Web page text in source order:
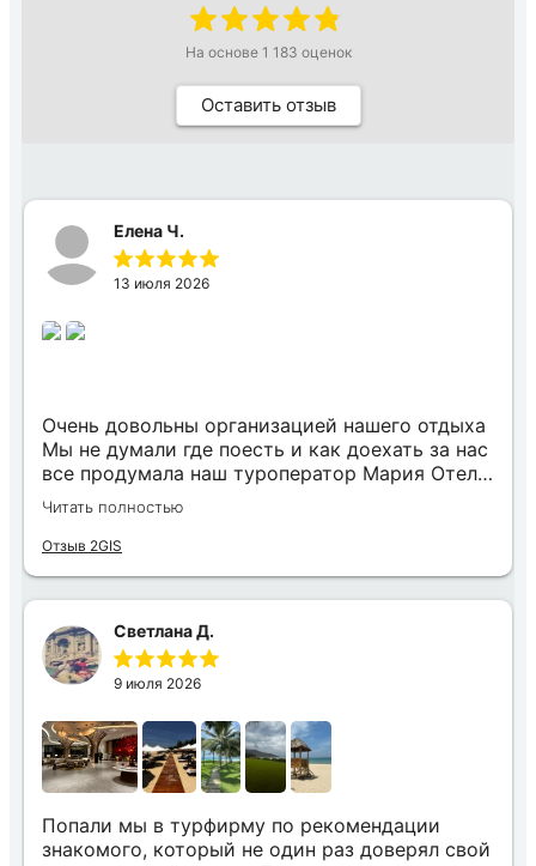
На основе 1 183 оценок
Оставить отзыв
Елена Ч.
13 июля 2026
Очень довольны организацией нашего отдыха
Мы не думали где поесть и как доехать за нас
все продумала наш туроператор Мария Отель
в котором мы жили находится в тихом месте
в шаговой доступности большое количество
достопримечательностей и мест где можно
Читать полностью
Отзыв 2GIS
Светлана Д.
9 июля 2026
Попали мы в турфирму по рекомендации
знакомого, который не один раз доверял свой